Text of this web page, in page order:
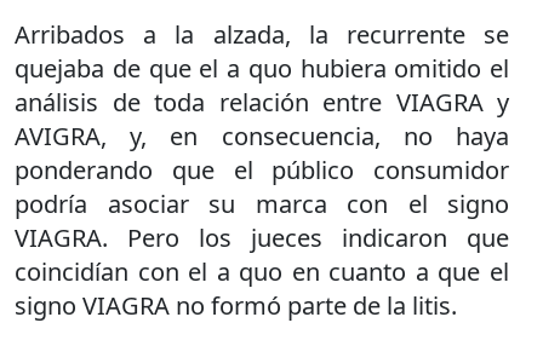
Arribados a la alzada, la recurrente se
quejaba de que el a quo hubiera omitido el
análisis de toda relación entre VIAGRA y
AVIGRA, y, en consecuencia, no haya
ponderando que el público consumidor
podría asociar su marca con el signo
VIAGRA. Pero los jueces indicaron que
coincidían con el a quo en cuanto a que el
signo VIAGRA no formó parte de la litis.